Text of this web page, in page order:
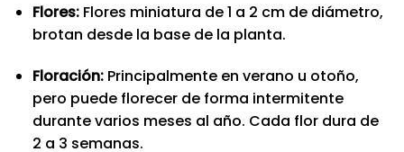
Flores:Flores miniatura de 1 a 2 cm de diámetro,
brotan desde la base de la planta.
Floración:Principalmente en verano u otoño,
pero puede florecer de forma intermitente
durante varios meses al año. Cada flor dura de
2 a 3 semanas.